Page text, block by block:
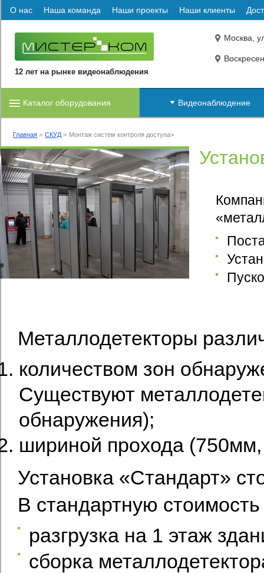
О нас Наша команда Наши проекты Наши клиенты
12 лет на рынке видеонаблюдения
Москва,
Каталог оборудования Видеонаблюдение
Главная СКУД Монтаж систем контроля доступа
Металлодетекторы
количеством зон
Существуют
обнаружения);
шириной прохода
Установка «Стандарт»
В стандартную
разгрузка на 1 этаж
сборка